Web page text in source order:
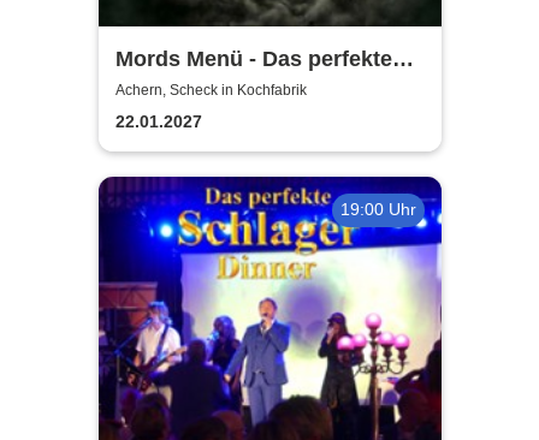
Mords Menü - Das perfekte
Krimi Dinner
Achern, Scheck in Kochfabrik
22.01.2027
19:00 Uhr